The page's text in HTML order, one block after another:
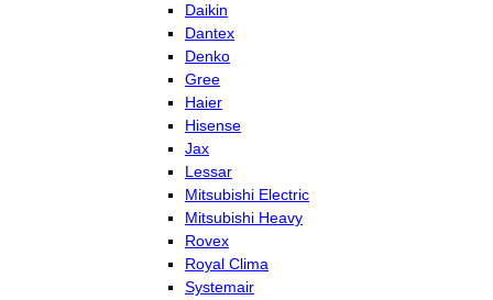
Daikin
Dantex
Denko
Gree
Haier
Hisense
Jax
Lessar
Mitsubishi Electric
Mitsubishi Heavy
Rovex
Royal Clima
Systemair